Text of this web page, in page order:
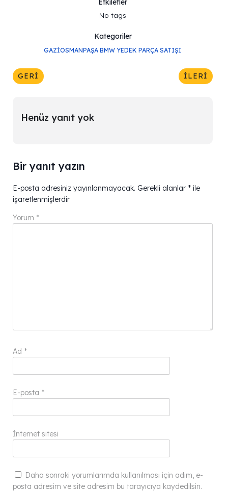
No tags
Kategoriler
GAZIOSMANPAŞA BMW YEDEK PARÇA SATIŞI
GERI İLERI
Henüz yanıt yok
Bir yanıt yazın
E-posta adresiniz yayınlanmayacak. Gerekli alanlar * ile
işaretlenmişlerdir
Yorum *
Ad *
E-posta *
İnternet sitesi
Daha sonraki yorumlarımda kullanılması için adım, e-
posta adresim ve site adresim bu tarayıcıya kaydedilsin.